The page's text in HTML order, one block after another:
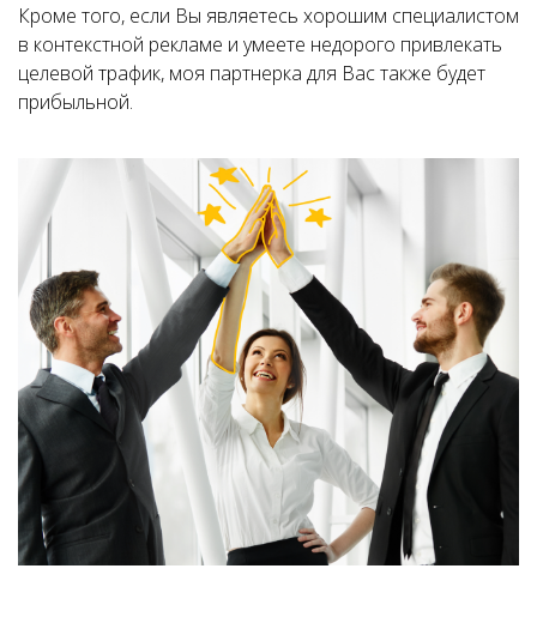
Кроме того, если Вы являетесь хорошим специалистом
в контекстной рекламе и умеете недорого привлекать
целевой трафик, моя партнерка для Вас также будет
прибыльной.